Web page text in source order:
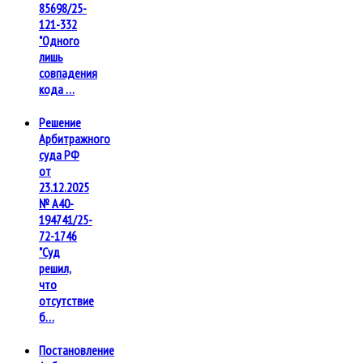
85698/25-
121-332
"Одного
лишь
совпадения
кода …
Решение
Арбитражного
суда РФ
от
23.12.2025
№ А40-
194741/25-
72-1746
"Суд
решил,
что
отсутствие
б…
Постановление